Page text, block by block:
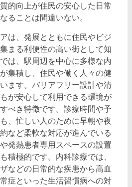
的向上が住民の安心した日常
ることは間違いない。
は、発展とともに住民やビジ
まる利便性の高い街として知
は、駅周辺を中心に多様な内
集積し、住民や働く人々の健
ます。バリアフリー設計や清
が安心して利用できる環境が
べき特徴です。診療時間や予
、忙しい人のために早朝や夜
など柔軟な対応が進んでいる
発熱患者専用スペースの設置
積極的です。内科診療では、
などの日常的な疾患から高血
症といった生活習慣病への対